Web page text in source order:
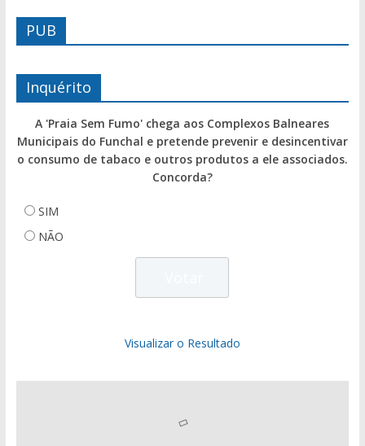
PUB
Inquérito
A 'Praia Sem Fumo' chega aos Complexos Balneares
Municipais do Funchal e pretende prevenir e desincentivar
o consumo de tabaco e outros produtos a ele associados.
Concorda?
SIM
NÃO
Visualizar o Resultado